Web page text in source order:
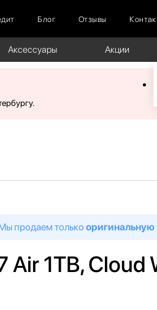
Блог Отзывы
Аксессуары Акции
продаем только оригинальную
Air 1TB, Cloud